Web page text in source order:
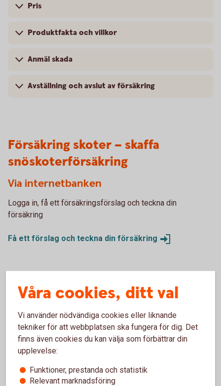
Pris
Produktfakta och villkor
Anmäl skada
Avställning och avslut av försäkring
Försäkring skoter – skaffa
snöskoterförsäkring
Via internetbanken
Logga in, få ett försäkringsförslag och teckna din
försäkring
Få ett förslag och teckna din försäkring
Vi hjälper dig gärna att teckna försäkringen över telefon.
Ring 0771-22 11 22.
Skaffa försäkring viaKundcenter
Våra cookies, ditt val
Vi använder nödvändiga cookies eller liknande
tekniker för att webbplatsen ska fungera för dig. Det
finns även cookies du kan välja som förbättrar din
upplevelse:
Funktioner, prestanda och statistik
Relevant marknadsföring